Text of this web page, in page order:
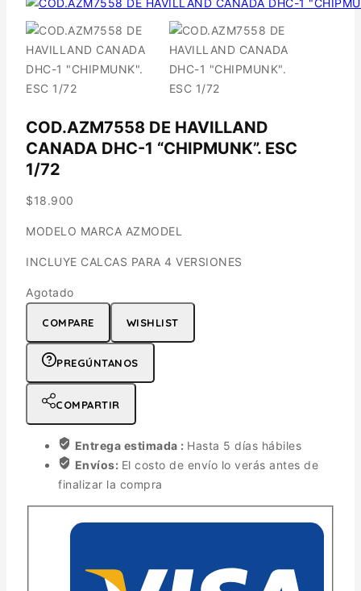
COD.AZM7558 DE HAVILLAND
CANADA DHC-1 “CHIPMUNK”. ESC
1/72
$18.900
MODELO MARCA AZMODEL
INCLUYE CALCAS PARA 4 VERSIONES
Agotado
COMPARE WISHLIST
PREGÚNTANOS
COMPARTIR
Entrega estimada : Hasta 5 días hábiles
Envíos: El costo de envío lo verás antes de
finalizar la compra